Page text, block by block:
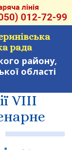
рада
району,
області
VIII